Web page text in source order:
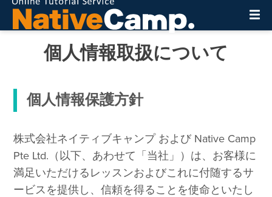
個人情報取扱について
個人情報保護方針
株式会社ネイティブキャンプ および Native Camp
Pte Ltd.（以下、あわせて「当社」）は、お客様に
満足いただけるレッスンおよびこれに付随するサ
ービスを提供し、信頼を得ることを使命といたし